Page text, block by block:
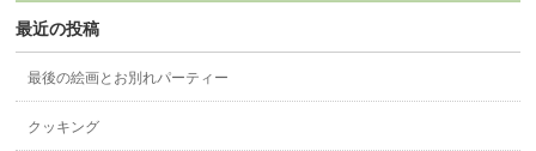
最近の投稿
最後の絵画とお別れパーティー
クッキング